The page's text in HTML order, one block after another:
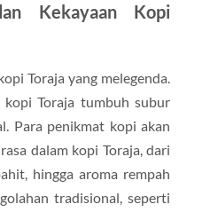
Kekayaan Kopi
Toraja yang melegenda.
Toraja tumbuh subur
Para penikmat kopi akan
dalam kopi Toraja, dari
hingga aroma rempah
tradisional, seperti